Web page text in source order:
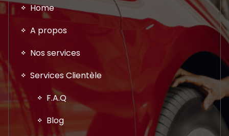
Home
A propos
Nos services
Services Clientèle
F.A.Q
Blog